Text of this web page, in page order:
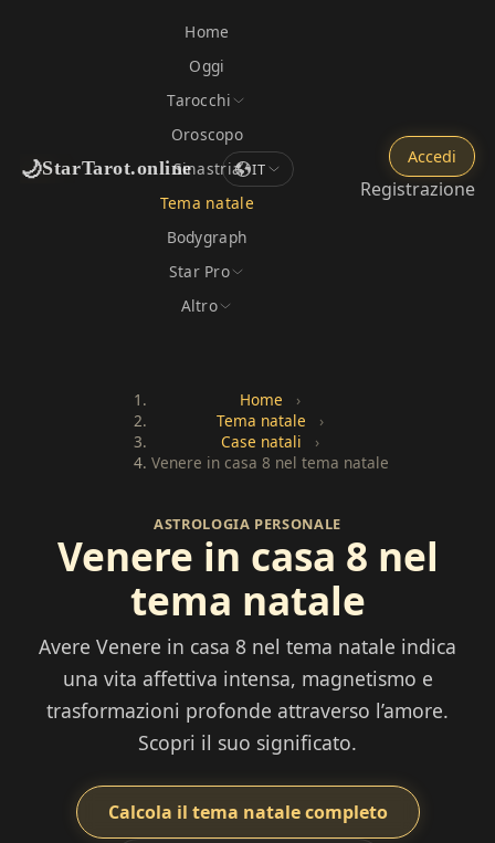
🌙StarTarot.online
Home
Oggi
Tarocchi
Oroscopo
Sinastria
Tema natale
Bodygraph
Star Pro
Altro
IT
Accedi
Registrazione
Home
›
Tema natale
›
Case natali
›
Venere in casa 8 nel tema natale
ASTROLOGIA PERSONALE
Venere in casa 8 nel
tema natale
Avere Venere in casa 8 nel tema natale indica
una vita affettiva intensa, magnetismo e
trasformazioni profonde attraverso l’amore.
Scopri il suo significato.
Calcola il tema natale completo